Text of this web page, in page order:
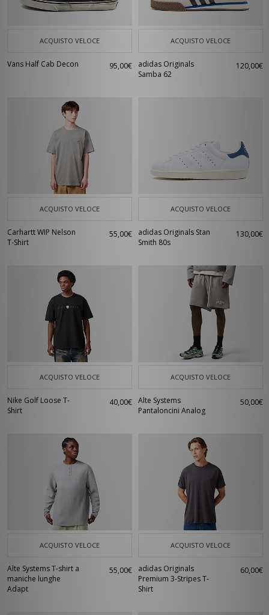
ACQUISTO VELOCE
Vans Half Cab Decon 95,00€
ACQUISTO VELOCE
adidas Originals
Samba 62
120,00€
ACQUISTO VELOCE
Carhartt WIP Nelson
T-Shirt
55,00€
ACQUISTO VELOCE
adidas Originals Stan
Smith 80s
130,00€
ACQUISTO VELOCE
Nike Golf Loose T-
Shirt
40,00€
ACQUISTO VELOCE
Alte Systems
Pantaloncini Analog
50,00€
ACQUISTO VELOCE
Alte Systems T-shirt a
maniche lunghe
Adapt
55,00€
ACQUISTO VELOCE
adidas Originals
Premium 3-Stripes T-
Shirt
60,00€